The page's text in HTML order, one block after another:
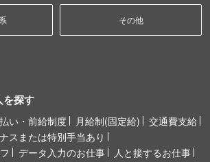
その他
を探す
い・前給制度 月給制(固定給)
交通費支給
スまたは特別手当あり
データ入力のお仕事
人と接するお仕事